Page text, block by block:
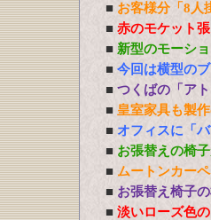
■ お客様分「8人
■ 赤のモケット
■ 新型のモーシ
■ 今回は横型の
■ つくばの「ア
■ 皇室家具も製
■ オフィスに「
■ お張替えの椅
■ ムートンカー
■ お張替え椅子
■ 淡いローズ色